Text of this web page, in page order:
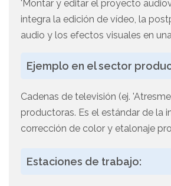
'Montar y editar el proyecto
integra la edición de vídeo, la
audio y los efectos visuales en
Ejemplo en el sector
Cadenas de televisión (ej.
productoras. Es el estándar de la
corrección de color y etalonaje
Estaciones de trabajo: